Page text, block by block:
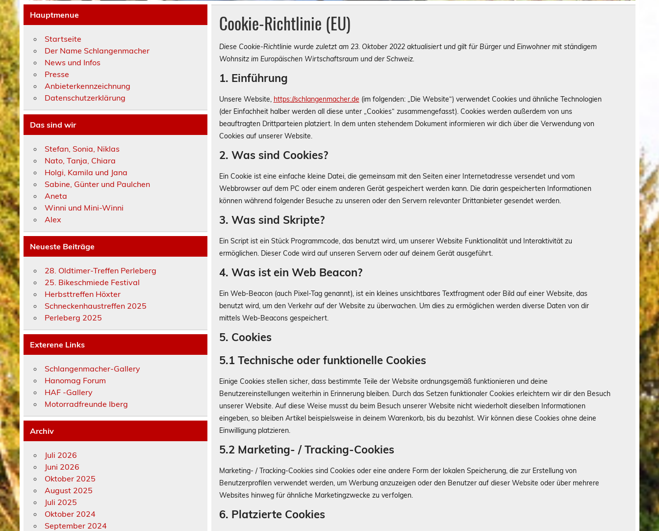
Cookie-Richtlinie (EU)
Diese Cookie-Richtlinie wurde zuletzt am 23. Oktober 2022 aktualisiert und gilt für Bürger und Einwohner mit ständigem
Wohnsitz im Europäischen Wirtschaftsraum und der Schweiz.
1. Einführung
Unsere Website, https://schlangenmacher.de (im folgenden: „Die Website“) verwendet Cookies und ähnliche Technologien
(der Einfachheit halber werden all diese unter „Cookies“ zusammengefasst). Cookies werden außerdem von uns
beauftragten Drittparteien platziert. In dem unten stehendem Dokument informieren wir dich über die Verwendung von
Cookies auf unserer Website.
2. Was sind Cookies?
Ein Cookie ist eine einfache kleine Datei, die gemeinsam mit den Seiten einer Internetadresse versendet und vom
Webbrowser auf dem PC oder einem anderen Gerät gespeichert werden kann. Die darin gespeicherten Informationen
können während folgender Besuche zu unseren oder den Servern relevanter Drittanbieter gesendet werden.
3. Was sind Skripte?
Ein Script ist ein Stück Programmcode, das benutzt wird, um unserer Website Funktionalität und Interaktivität zu
ermöglichen. Dieser Code wird auf unseren Servern oder auf deinem Gerät ausgeführt.
4. Was ist ein Web Beacon?
Ein Web-Beacon (auch Pixel-Tag genannt), ist ein kleines unsichtbares Textfragment oder Bild auf einer Website, das
benutzt wird, um den Verkehr auf der Website zu überwachen. Um dies zu ermöglichen werden diverse Daten von dir
mittels Web-Beacons gespeichert.
5. Cookies
5.1 Technische oder funktionelle Cookies
Einige Cookies stellen sicher, dass bestimmte Teile der Website ordnungsgemäß funktionieren und deine
Benutzereinstellungen weiterhin in Erinnerung bleiben. Durch das Setzen funktionaler Cookies erleichtern wir dir den Besuch
unserer Website. Auf diese Weise musst du beim Besuch unserer Website nicht wiederholt dieselben Informationen
eingeben, so bleiben Artikel beispielsweise in deinem Warenkorb, bis du bezahlst. Wir können diese Cookies ohne deine
Einwilligung platzieren.
5.2 Marketing- / Tracking-Cookies
Marketing- / Tracking-Cookies sind Cookies oder eine andere Form der lokalen Speicherung, die zur Erstellung von
Benutzerprofilen verwendet werden, um Werbung anzuzeigen oder den Benutzer auf dieser Website oder über mehrere
Websites hinweg für ähnliche Marketingzwecke zu verfolgen.
6. Platzierte Cookies
Hauptmenue
Startseite
Der Name Schlangenmacher
News und Infos
Presse
Anbieterkennzeichnung
Datenschutzerklärung
Das sind wir
Stefan, Sonia, Niklas
Nato, Tanja, Chiara
Holgi, Kamila und Jana
Sabine, Günter und Paulchen
Aneta
Winni und Mini-Winni
Alex
Neueste Beiträge
28. Oldtimer-Treffen Perleberg
25. Bikeschmiede Festival
Herbsttreffen Höxter
Schneckenhaustreffen 2025
Perleberg 2025
Exterene Links
Schlangenmacher-Gallery
Hanomag Forum
HAF -Gallery
Motorradfreunde Iberg
Archiv
Juli 2026
Juni 2026
Oktober 2025
August 2025
Juli 2025
Oktober 2024
September 2024